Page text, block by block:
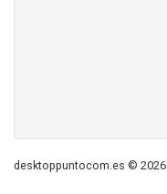
desktoppuntocom.es © 2026